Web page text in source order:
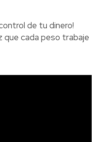
de tu dinero!
que cada peso trabaje